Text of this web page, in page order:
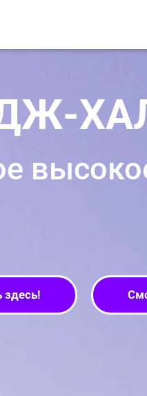
здесь!